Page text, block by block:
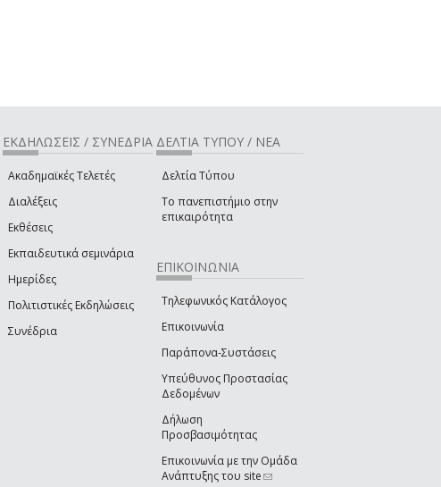
ΕΚΔΗΛΩΣΕΙΣ / ΣΥΝΕΔΡΙΑ
Ακαδημαϊκές Τελετές
Διαλέξεις
Εκθέσεις
Εκπαιδευτικά σεμινάρια
Ημερίδες
Πολιτιστικές Εκδηλώσεις
Συνέδρια
ΔΕΛΤΙΑ ΤΥΠΟΥ / ΝΕΑ
Δελτία Τύπου
Το πανεπιστήμιο στην
επικαιρότητα
ΕΠΙΚΟΙΝΩΝΙΑ
Τηλεφωνικός Κατάλογος
Επικοινωνία
Παράπονα-Συστάσεις
Υπεύθυνος Προστασίας
Δεδομένων
Δήλωση
Προσβασιμότητας
Επικοινωνία με την Ομάδα
Ανάπτυξης του site(link sends e-mail)